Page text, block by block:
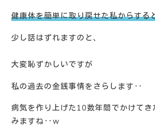
健康体を簡単に取り戻せた私からする
少し話はずれますのと、
大変恥ずかしいですが
私の過去の金銭事情をさらします‥
病気を作り上げた10数年間でかけてき
みますね‥w